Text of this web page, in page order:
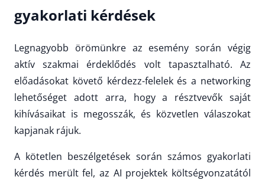
gyakorlati kérdések
Legnagyobb örömünkre az esemény során végig
aktív szakmai érdeklődés volt tapasztalható. Az
előadásokat követő kérdezz-felelek és a networking
lehetőséget adott arra, hogy a résztvevők saját
kihívásaikat is megosszák, és közvetlen válaszokat
kapjanak rájuk.
A kötetlen beszélgetések során számos gyakorlati
kérdés merült fel, az AI projektek költségvonzatától